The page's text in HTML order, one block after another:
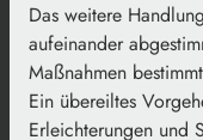
Das weitere
aufeinander
Maßnahmen
Ein übereiltes
Erleichterungen und